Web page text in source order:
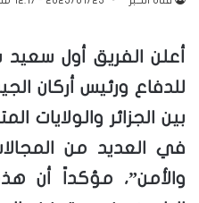
أعلن الفريق أول سعيد
للدفاع ورئيس أركان
بين الجزائر والولايات
في العديد من
والأمن”، مؤكداً أن